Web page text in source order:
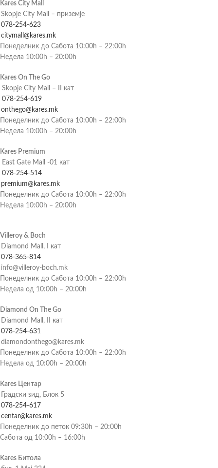
Kares City Mall
Skopje City Mall – приземје
078-254-623
citymall@kares.mk
Понеделник до Сабота 10:00h – 22:00h
Недела 10:00h – 20:00h
Kares On The Go
Skopje City Mall – II кат
078-254-619
onthego@kares.mk
Понеделник до Сабота 10:00h – 22:00h
Недела 10:00h – 20:00h
Kares Premium
East Gate Mall -01 кат
078-254-514
premium@kares.mk
Понеделник до Сабота 10:00h – 22:00h
Недела 10:00h – 20:00h
Villeroy & Boch
Diamond Mall, I кат
078-365-814
info@villeroy-boch.mk
Понеделник до Сабота 10:00h – 22:00h
Недела од 10:00h – 20:00h
Diamond On The Go
Diamond Mall, II кат
078-254-631
diamondonthego@kares.mk
Понеделник до Сабота 10:00h – 22:00h
Недела од 10:00h – 20:00h
Kares Центар
Градски ѕид, Блок 5
078-254-617
centar@kares.mk
Понеделник до петок 09:30h – 20:00h
Сабота од 10:00h – 16:00h
Kares Битола